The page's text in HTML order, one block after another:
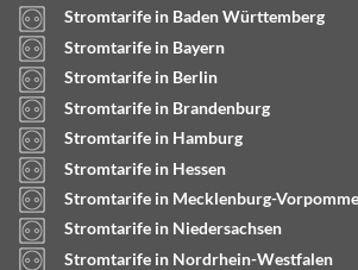
Stromtarife in Baden Württemberg
Stromtarife in Bayern
Stromtarife in Berlin
Stromtarife in Brandenburg
Stromtarife in Hamburg
Stromtarife in Hessen
Stromtarife in Mecklenburg-
Stromtarife in Niedersachsen
Stromtarife in Nordrhein-Westfalen